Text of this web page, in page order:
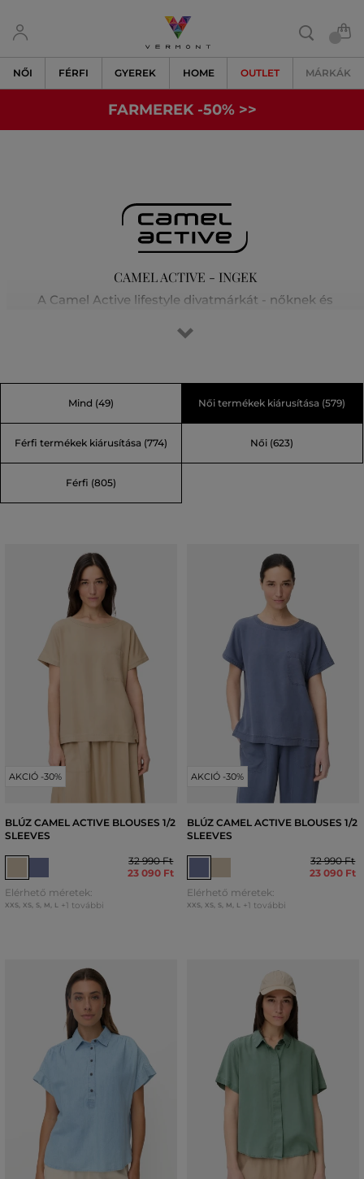
NŐI FÉRFI GYEREK HOME OUTLET MÁRKÁK
FARMEREK -50% >>
CAMEL ACTIVE - INGEK
A Camel Active lifestyle divatmárkát - nőknek és
ihlette. Kollekcióiban mindig kiváló minőségű anyagokat
azok számára, akik stílusosak szeretnek lenni a városban
vagy útra kelnek, hogy felfedezzék a világot.
Mind (49) Női termékek kiárusítása (579)
Férfi termékek kiárusítása (774) Női (623)
Férfi (805)
AKCIÓ -30%
BLÚZ CAMEL ACTIVE BLOUSES 1/2
SLEEVES
32 990 Ft
23 090 Ft
Elérhető méretek:
XXS, XS, S, M, L +1 további
AKCIÓ -30%
BLÚZ CAMEL ACTIVE BLOUSES 1/2
SLEEVES
32 990 Ft
23 090 Ft
Elérhető méretek:
XXS, XS, S, M, L +1 további